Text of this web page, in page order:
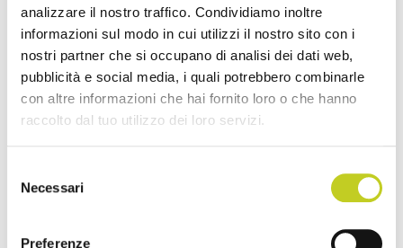
analizzare il nostro traffico. Condividiamo inoltre
informazioni sul modo in cui utilizzi il nostro sito con i
nostri partner che si occupano di analisi dei dati web,
pubblicità e social media, i quali potrebbero combinarle
con altre informazioni che hai fornito loro o che hanno
raccolto dal tuo utilizzo dei loro servizi.
delNecessari
Preferenze